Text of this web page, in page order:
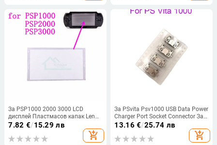
За PSP1000 2000 3000 LCD
дисплей Пластмасов капак Len
Панел за PSP конзола Преден
7.82 €/15.29 лв
add_shopping_cart
За PSvita Psv1000 USB Data Power
Charger Port Socket Connector За
PS Vita PSV 1000 Порт за
13.16 €/25.74 лв
add_shopping_cart